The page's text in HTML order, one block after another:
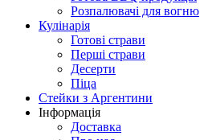
Розпалювачі для вогню
Кулінарія
Готові страви
Перші страви
Десерти
Піца
Стейки з Аргентини
Інформація
Доставка